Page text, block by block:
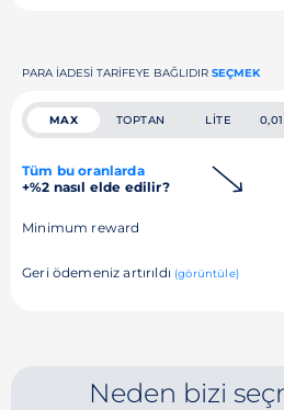
PARA IADESI TARIFEYE BAĞLIDIR SEÇMEK
MAX TOPTAN LITE
Tüm bu oranlarda
+%2 nasıl elde edilir?
Minimum reward
Geri ödemeniz artırıldı (görüntüle)
Neden bizi